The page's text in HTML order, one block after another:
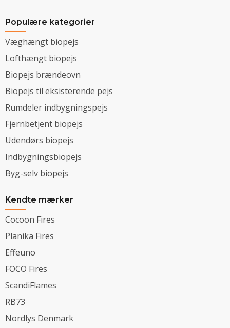
Populære kategorier
Væghængt biopejs
Lofthængt biopejs
Biopejs brændeovn
Biopejs til eksisterende pejs
Rumdeler indbygningspejs
Fjernbetjent biopejs
Udendørs biopejs
Indbygningsbiopejs
Byg-selv biopejs
Kendte mærker
Cocoon Fires
Planika Fires
Effeuno
FOCO Fires
ScandiFlames
RB73
Nordlys Denmark